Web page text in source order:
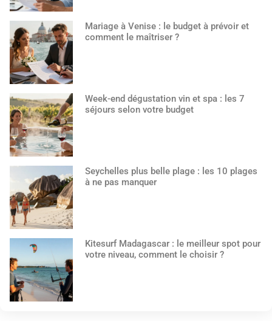
Mariage à Venise : le budget à prévoir et
comment le maîtriser ?
Week-end dégustation vin et spa : les 7
séjours selon votre budget
Seychelles plus belle plage : les 10 plages
à ne pas manquer
Kitesurf Madagascar : le meilleur spot pour
votre niveau, comment le choisir ?